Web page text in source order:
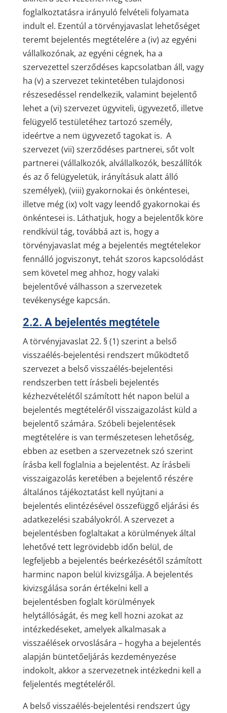
foglalkoztatásra irányuló felvételi folyamata
indult el. Ezentúl a törvényjavaslat lehetőséget
teremt bejelentés megtételére a (iv) az egyéni
vállalkozónak, az egyéni cégnek, ha a
szervezettel szerződéses kapcsolatban áll, vagy
ha (v) a szervezet tekintetében tulajdonosi
részesedéssel rendelkezik, valamint bejelentő
lehet a (vi) szervezet ügyviteli, ügyvezető, illetve
felügyelő testületéhez tartozó személy,
ideértve a nem ügyvezető tagokat is. A
szervezet (vii) szerződéses partnerei, sőt volt
partnerei (vállalkozók, alvállalkozók, beszállítók
és az ő felügyeletük, irányításuk alatt álló
személyek), (viii) gyakornokai és önkéntesei,
illetve még (ix) volt vagy leendő gyakornokai és
önkéntesei is. Láthatjuk, hogy a bejelentők köre
rendkívül tág, továbbá azt is, hogy a
törvényjavaslat még a bejelentés megtételekor
fennálló jogviszonyt, tehát szoros kapcsolódást
sem követel meg ahhoz, hogy valaki
bejelentővé válhasson a szervezetek
tevékenysége kapcsán.
2.2. A bejelentés megtétele
A törvényjavaslat 22. § (1) szerint a belső
visszaélés-bejelentési rendszert működtető
szervezet a belső visszaélés-bejelentési
rendszerben tett írásbeli bejelentés
kézhezvételétől számított hét napon belül a
bejelentés megtételéről visszaigazolást küld a
bejelentő számára. Szóbeli bejelentések
megtételére is van természetesen lehetőség,
ebben az esetben a szervezetnek szó szerint
írásba kell foglalnia a bejelentést. Az írásbeli
visszaigazolás keretében a bejelentő részére
általános tájékoztatást kell nyújtani a
bejelentés elintézésével összefüggő eljárási és
adatkezelési szabályokról. A szervezet a
bejelentésben foglaltakat a körülmények által
lehetővé tett legrövidebb időn belül, de
legfeljebb a bejelentés beérkezésétől számított
harminc napon belül kivizsgálja. A bejelentés
kivizsgálása során értékelni kell a
bejelentésben foglalt körülmények
helytállóságát, és meg kell hozni azokat az
intézkedéseket, amelyek alkalmasak a
visszaélések orvoslására – hogyha a bejelentés
alapján büntetőeljárás kezdeményezése
indokolt, akkor a szervezetnek intézkedni kell a
feljelentés megtételéről.
A belső visszaélés-bejelentési rendszert úgy